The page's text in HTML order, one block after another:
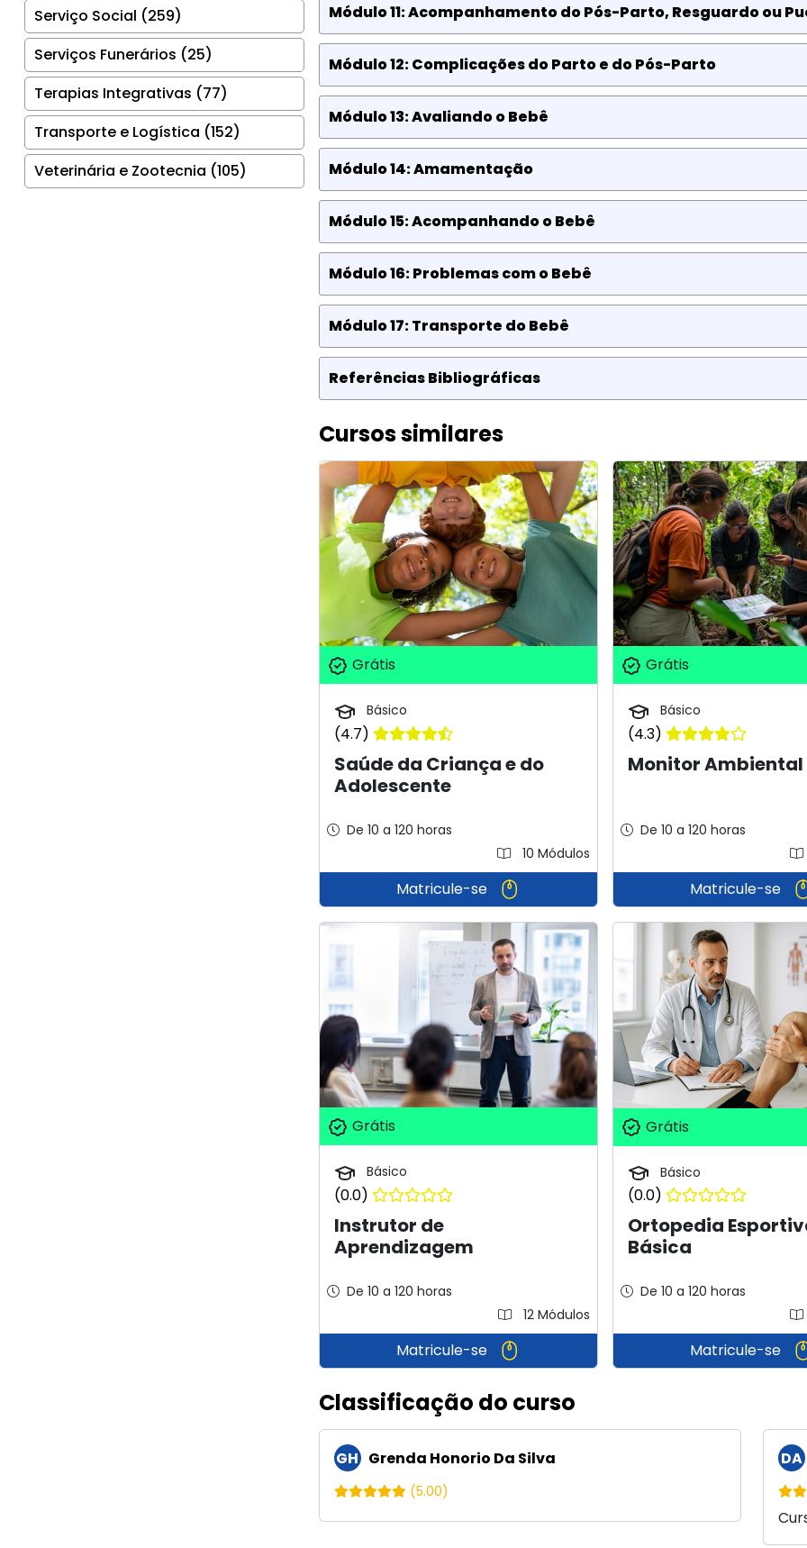
Serviço Social (259)
Serviços Funerários (25)
Terapias Integrativas (77)
Transporte e Logística (152)
Veterinária e Zootecnia (105)
Módulo 11: Acompanhamento do Pós-Parto, Resguardo ou
Módulo 12: Complicações do Parto e do Pós-Parto
Módulo 13: Avaliando o Bebê
Módulo 14: Amamentação
Módulo 15: Acompanhando o Bebê
Módulo 16: Problemas com o Bebê
Módulo 17: Transporte do Bebê
Referências Bibliográficas
Cursos similares
Grátis
Básico
(4.7)
Saúde da Criança e do
Adolescente
De 10 a 120 horas
10 Módulos
Matricule-se
Grátis
Básico
(4.3)
Monitor Ambiental
De 10 a 120 horas
Matricule-se
Grátis
Básico
(0.0)
Instrutor de
Aprendizagem
De 10 a 120 horas
12 Módulos
Matricule-se
Grátis
Básico
(0.0)
Ortopedia
Básica
De 10 a 120 horas
Matricule-se
Classificação do curso
GH Grenda Honorio Da Silva
(5.00)
DA